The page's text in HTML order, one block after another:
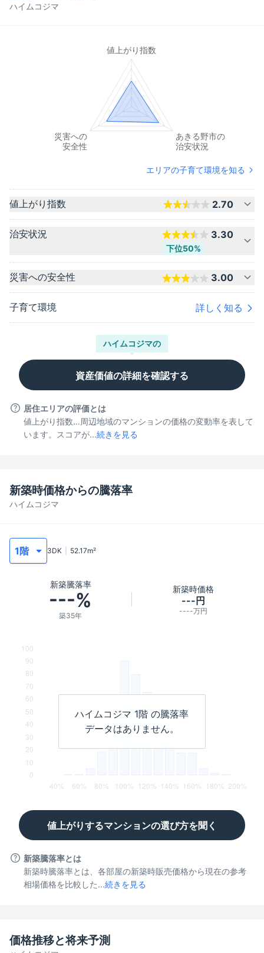
ハイムコジマ
エリアの子育て環境を知る
値上がり指数 2.70
治安状況 3.30
下位50%
災害への安全性 3.00
子育て環境 詳しく知る
ハイムコジマの
資産価値の詳細を確認する
居住エリアの評価とは
値上がり指数…周辺地域のマンションの価格の変動率を表して
います。スコアが...続きを見る
ハイムコジマ
新築時価格からの騰落率
3DK 52.17m²
新築騰落率
---%
築35年
新築時価格
---円
----万円
ハイムコジマ 1階 の騰落率
データはありません。
値上がりするマンションの選び方を聞く
新築騰落率とは
新築時騰落率とは、各部屋の新築時販売価格から現在の参考
相場価格を比較した...続きを見る
価格推移と将来予測